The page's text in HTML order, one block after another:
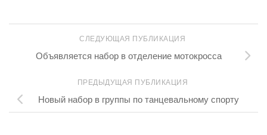
СЛЕДУЮЩАЯ ПУБЛИКАЦИЯ
Объявляется набор в отделение мотокросса
ПРЕДЫДУЩАЯ ПУБЛИКАЦИЯ
Новый набор в группы по танцевальному спорту